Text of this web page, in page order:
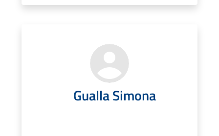
Gualla Simona